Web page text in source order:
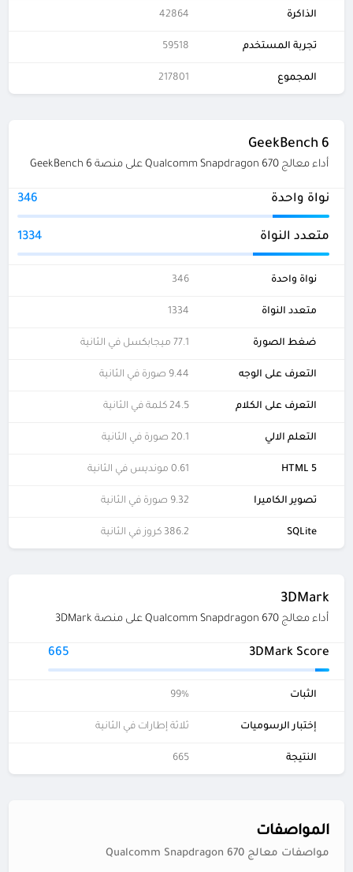
الذاكرة 42864
تجربة المستخدم 59518
المجموع 217801
GeekBench 6
أداء معالج Qualcomm Snapdragon 670 على منصة GeekBench 6
نواة واحدة 346
متعدد النواة 1334
نواة واحدة 346
متعدد النواة 1334
ضغط الصورة 77.1 ميجابكسل في الثانية
التعرف على الوجه 9.44 صورة في الثانية
التعرف على الكلام 24.5 كلمة في الثانية
التعلم الالي 20.1 صورة في الثانية
HTML 5 0.61 مونديس في الثانية
تصوير الكاميرا 9.32 صورة في الثانية
SQLite 386.2 كروز في الثانية
3DMark
أداء معالج Qualcomm Snapdragon 670 على منصة 3DMark
3DMark Score
665
الثبات 99%
إختبار الرسوميات ثلاثة إطارات في الثانية
النتيجة 665
المواصفات
مواصفات معالج Qualcomm Snapdragon 670